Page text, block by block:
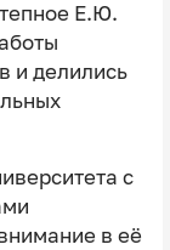
Е.Ю.
и делились
с
в её